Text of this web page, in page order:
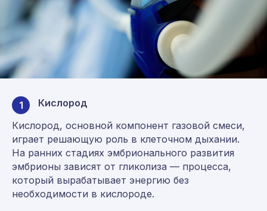
1
Кислород
Кислород, основной компонент газовой смеси,
играет решающую роль в клеточном дыхании.
На ранних стадиях эмбрионального развития
эмбрионы зависят от гликолиза — процесса,
который вырабатывает энергию без
необходимости в кислороде.